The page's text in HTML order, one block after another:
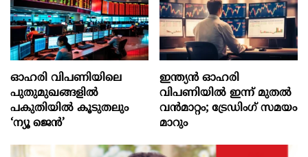
ഓഹരി വിപണിയിലെ
പുതുമുഖങ്ങളിൽ
പകുതിയിൽ കൂടുതലും
‘ന്യൂ ജെൻ’
ഇന്ത്യൻ ഓഹരി
വിപണിയിൽ ഇന്ന് മുതൽ
വൻമാറ്റം; ട്രേഡിംഗ് സമയം
മാറും